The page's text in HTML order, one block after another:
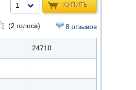
КУПИТЬ
1
(2 голоса) 8 отзывов
24710